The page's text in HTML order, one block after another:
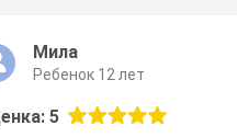
Мила
Ребенок 12 лет
5